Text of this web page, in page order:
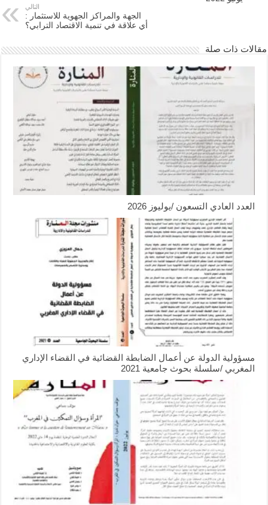
التالي
الجهة والمراكز الجهوية للاستثمار :
أي علاقة في تنمية الاقتصاد الترابي؟
مقالات ذات صلة
العدد العادي التسعون /يوليوز 2026
مسؤولية الدولة عن أعمال الضابطة القضائية في القضاء الإداري
المغربي /سلسلة بحوث جامعية 2021